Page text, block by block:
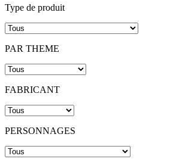
Type de produit
PAR THEME
FABRICANT
PERSONNAGES